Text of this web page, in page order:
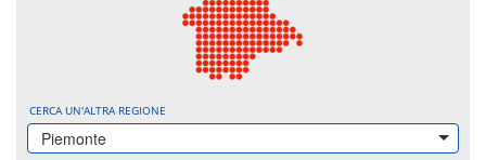
CERCA UN'ALTRA REGIONE
Piemonte